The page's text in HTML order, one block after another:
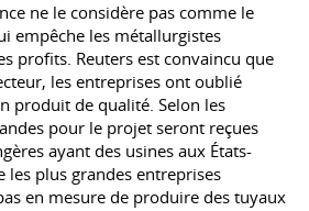
ne le considère pas comme le
empêche les métallurgistes
profits. Reuters est convaincu que
les entreprises ont oublié
produit de qualité. Selon les
pour le projet seront reçues
ayant des usines aux États-
les plus grandes entreprises
en mesure de produire des tuyaux